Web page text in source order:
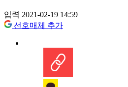
입력 2021-02-19 14:59
선호매체 추가